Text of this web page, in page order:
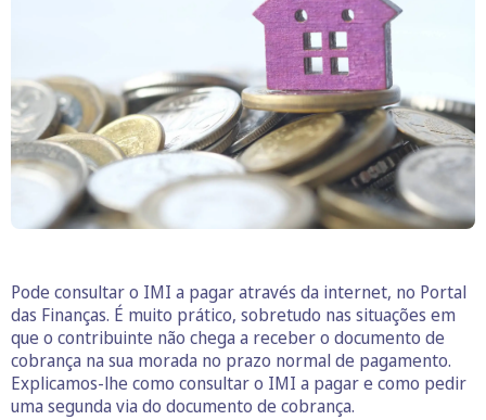
Pode consultar o IMI a pagar através da internet, no Portal
das Finanças. É muito prático, sobretudo nas situações em
que o contribuinte não chega a receber o documento de
cobrança na sua morada no prazo normal de pagamento.
Explicamos-lhe como consultar o IMI a pagar e como pedir
uma segunda via do documento de cobrança.